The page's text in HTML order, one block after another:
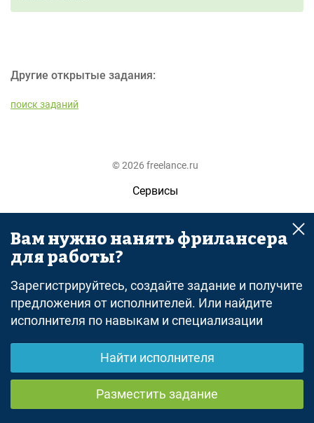
Другие открытые задания:
поиск заданий
© 2026 freelance.ru
Сервисы
Помощь
Поиск
Оферта
Политика конфиденциальности
Дисклеймер о ЗоЗПП
Отказ от ответственности
Вам нужно нанять фрилансера
для работы?
Зарегистрируйтесь, создайте задание и получите
предложения от исполнителей. Или найдите
исполнителя по навыкам и специализации
Найти исполнителя
Разместить задание